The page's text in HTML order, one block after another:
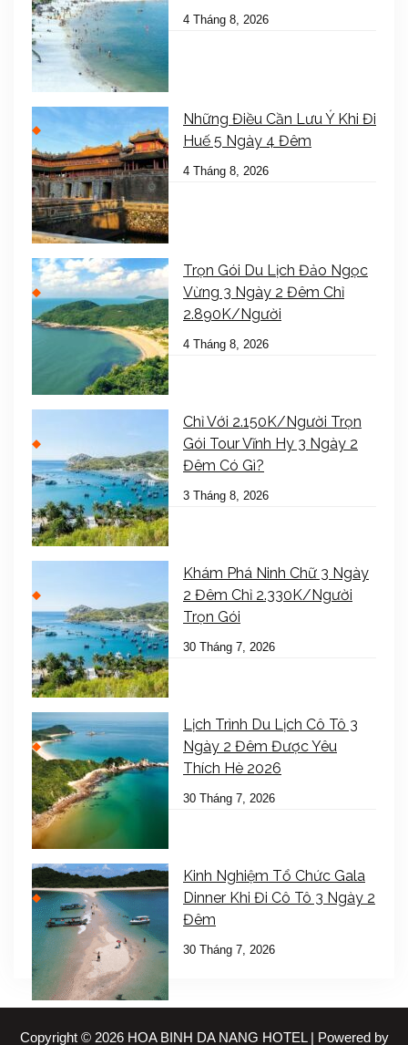
4 Tháng 8, 2026
Những Điều Cần Lưu Ý Khi Đi
Huế 5 Ngày 4 Đêm
4 Tháng 8, 2026
Trọn Gói Du Lịch Đảo Ngọc
Vừng 3 Ngày 2 Đêm Chỉ
2.890K/Người
4 Tháng 8, 2026
Chỉ Với 2.150K/Người Trọn
Gói Tour Vĩnh Hy 3 Ngày 2
Đêm Có Gì?
3 Tháng 8, 2026
Khám Phá Ninh Chữ 3 Ngày
2 Đêm Chỉ 2.330K/Người
Trọn Gói
30 Tháng 7, 2026
Lịch Trình Du Lịch Cô Tô 3
Ngày 2 Đêm Được Yêu
Thích Hè 2026
30 Tháng 7, 2026
Kinh Nghiệm Tổ Chức Gala
Dinner Khi Đi Cô Tô 3 Ngày 2
Đêm
30 Tháng 7, 2026
Copyright © 2026 HOA BINH DA NANG HOTEL | Powered by